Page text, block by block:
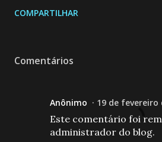
COMPARTILHAR
Comentários
Anônimo 19 de fevereiro
Este comentário foi
administrador do blog.